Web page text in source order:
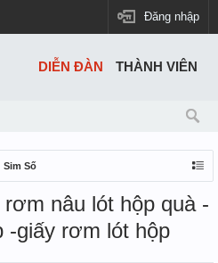
Đăng nhập
Sim Số
rơm nâu lót hộp quà -
-giấy rơm lót hộp
DIỄN ĐÀN THÀNH VIÊN